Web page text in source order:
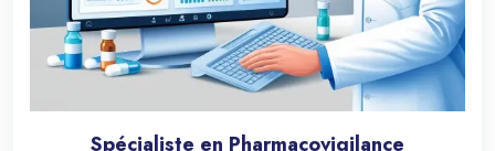
Spécialiste en Pharmacovigilance